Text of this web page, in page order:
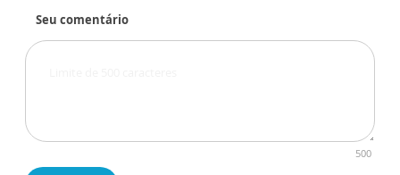
Seu comentário
500